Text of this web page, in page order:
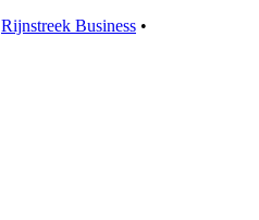
Rijnstreek Business •